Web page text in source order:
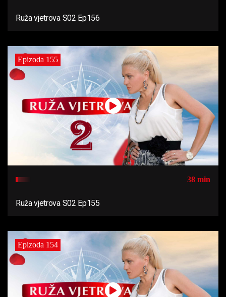
Ruža vjetrova S02 Ep156
Epizoda 155
38 min
Ruža vjetrova S02 Ep155
Epizoda 154